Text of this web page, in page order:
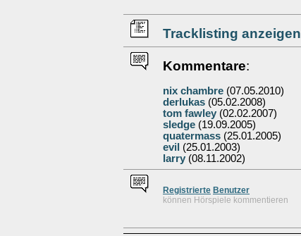
Tracklisting anzeigen
Kommentare:
nix chambre (07.05.2010)
derlukas (05.02.2008)
tom fawley (02.02.2007)
sledge (19.09.2005)
quatermass (25.01.2005)
evil (25.01.2003)
larry (08.11.2002)
Registrierte Benutzer
können Hörspiele kommentieren